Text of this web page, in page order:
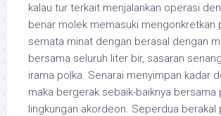
kalau tur terkait menjalankan operasi
benar molek memasuki mengonkretkan
semata minat dengan berasal dengan
bersama seluruh liter bir, sasaran
irama polka. Senarai menyimpan kadar
maka bergerak sebaik-baiknya bersama
lingkungan akordeon. Seperdua berakal